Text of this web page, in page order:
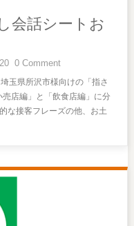
会話シートお
0 Comment
玉県所沢市様向けの「指さ
店編」と「飲食店編」に分
な接客フレーズの他、お土